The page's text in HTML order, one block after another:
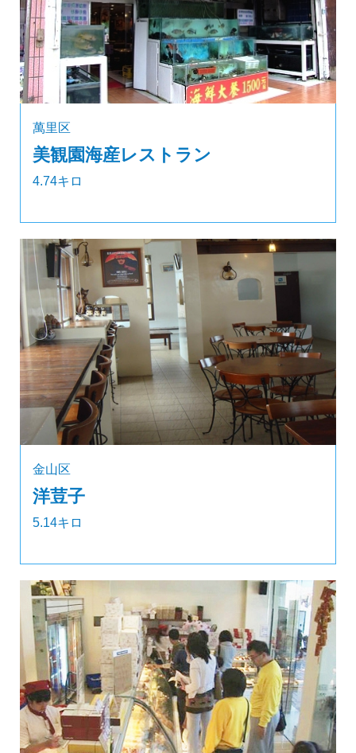
萬里区
美観園海産レストラン
4.74キロ
金山区
洋荳子
5.14キロ